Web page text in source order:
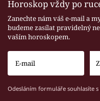
Horoskop vždy po
Zanechte nám váš e-mail a
budeme zasílat pravidelný
vaším horoskopem.
Odesláním formuláře souhlasíte s